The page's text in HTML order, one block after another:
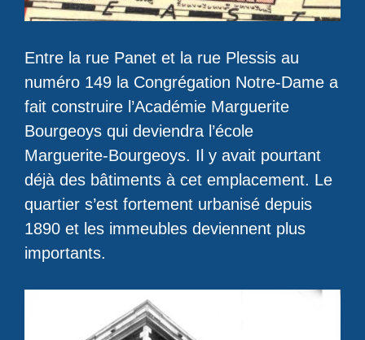
Entre la rue Panet et la rue Plessis au
numéro 149 la Congrégation Notre-Dame a
fait construire l’Académie Marguerite
Bourgeoys qui deviendra l’école
Marguerite-Bourgeoys. Il y avait pourtant
déjà des bâtiments à cet emplacement. Le
quartier s’est fortement urbanisé depuis
1890 et les immeubles deviennent plus
importants.